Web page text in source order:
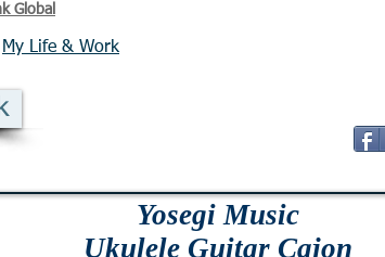
Global
My Life & Work
Yosegi Music
Ukulele Guitar Cajon